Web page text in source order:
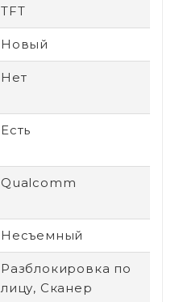
TFT
Новый
Нет
Есть
Qualcomm
Несъемный
Разблокировка по
лицу, Сканер